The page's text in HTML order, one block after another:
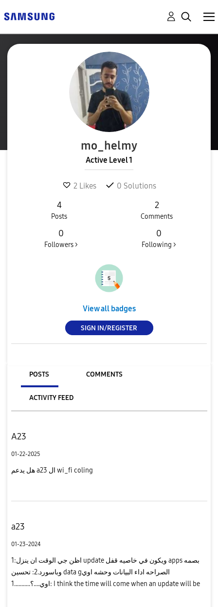
mo_helmy
Active Level 1
2 Likes 0 Solutions
4
Posts
2
Comments
0
Followers >
0
Following >
View all badges
SIGN IN/REGISTER
POSTS COMMENTS
ACTIVITY FEED
A23
01-22-2025
هل يدعم a23 ال wi_fi coling
a23
01-23-2024
1:اظن جي الوقت ان ينزل update ويكون في خاصيه قفل apps بصمه
وباسورد.2: تحسين data gالصراحه اداء البيانات وحشه اوي
اوي....؟...........1: I think the time will come when an update will be